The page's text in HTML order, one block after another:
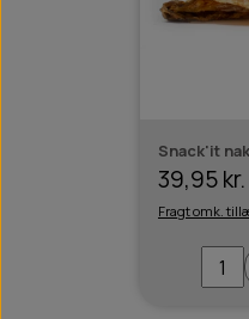
Snack'it
39,95 kr.
Fragt omk.